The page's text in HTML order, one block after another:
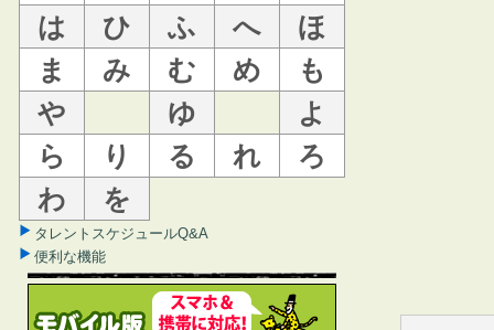
は
ひ ふ へ
ほ
ま
み む め
も
や
ゆ
よ
ら
り る れ
ろ
わ
を
タレントスケジュールQ&A
便利な機能